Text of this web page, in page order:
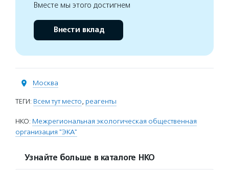
Вместе мы этого достигнем
Внести вклад
Москва
ТЕГИ: Всем тут место, реагенты
НКО: Межрегиональная экологическая общественная
организация "ЭКА"
Узнайте больше в каталоге НКО